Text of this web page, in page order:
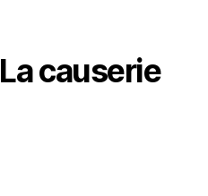
l'article
ri
a
l’article
2
6
La causerie